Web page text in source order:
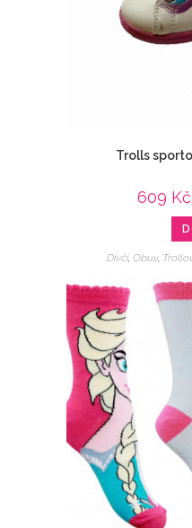
Trolls
609 Kč
Dívčí, Obuv,